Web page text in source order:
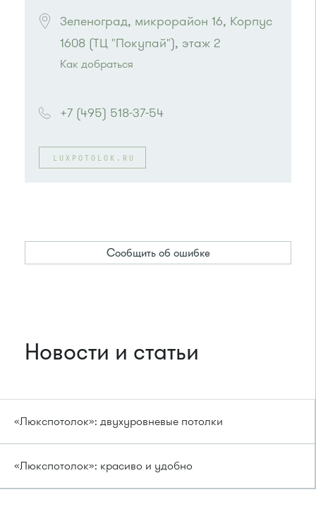
Зеленоград, микрорайон 16, Корпус
1608 (ТЦ "Покупай"), этаж 2
Как добраться
Автобусы № 5, 15, 17, 20, 32.
Маршрутка № 417м, 460м, 479м, 720м
Автобусы № 5, 15, 17, 20, 22, 32.
Маршрутка № 417м, 460м, 479м, 720м
+7 (495) 518-37-54
LUXPOTOLOK.RU
Сообщить об ошибке
Новости и статьи
«Люкспотолок»: двухуровневые потолки
«Люкспотолок»: красиво и удобно